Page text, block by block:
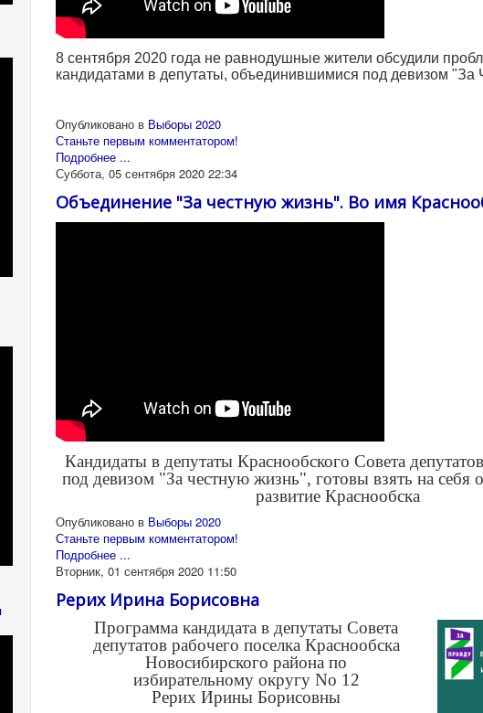
8 сентября 2020 года не равнодушные жители обсудили
кандидатами в депутаты, объединившимися под девизом "За
Опубликовано в Выборы 2020
Станьте первым комментатором!
Подробнее ...
Суббота, 05 сентября 2020 22:34
Объединение "За честную жизнь". Во имя
Кандидаты в депутаты Краcнообского Совета
под девизом "За честную жизнь", готовы взять на себя
развитие Краснообска
Опубликовано в Выборы 2020
Станьте первым комментатором!
Подробнее ...
Вторник, 01 сентября 2020 11:50
Рерих Ирина Борисовна
Программа кандидата в депутаты Совета
депутатов рабочего поселка Краснообска
Новосибирского района по
избирательному округу No 12
Рерих Ирины Борисовны